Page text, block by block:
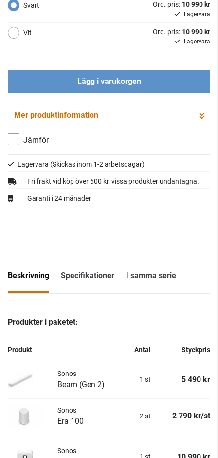
Svart
Lagervara
Ord. pris: 10 990 kr
Vit
Lagervara
Ord. pris: 10 990 kr
Lägg i varukorgen
Mer produktinformation
Jämför
Lagervara (Skickas inom 1-2 arbetsdagar)
Fri frakt vid köp över 600 kr, vissa produkter undantagna.
Garanti i 24 månader
Beskrivning Specifikationer I samma serie
Produkter i paketet:
Produkt Antal Styckpris
Sonos
Beam (Gen 2)
1 st 5 490 kr
Sonos
Era 100
2 st 2 790 kr/st
Sonos